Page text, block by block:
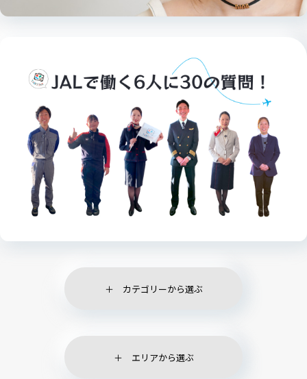
カテゴリーから選ぶ
エリアから選ぶ